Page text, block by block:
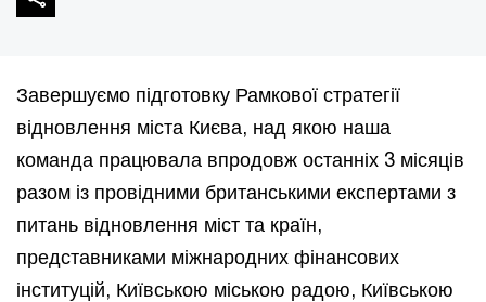
Завершуємо підготовку Рамкової стратегії
відновлення міста Києва, над якою наша
команда працювала впродовж останніх 3 місяців
разом із провідними британськими експертами з
питань відновлення міст та країн,
представниками міжнародних фінансових
інституцій, Київською міською радою, Київською